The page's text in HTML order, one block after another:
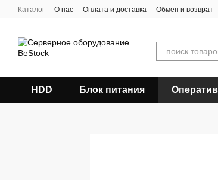
Перейти к основному контенту
Каталог О нас Оплата и доставка Обмен и возврат
HDD Блок питания